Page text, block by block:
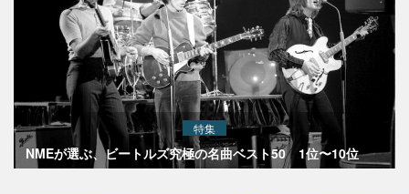
特集
NMEが選ぶ、ビートルズ究極の名曲ベスト50 1位〜10位